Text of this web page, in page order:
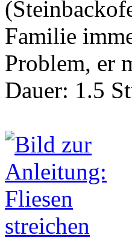
Familie
Problem, er
Dauer: 1.5